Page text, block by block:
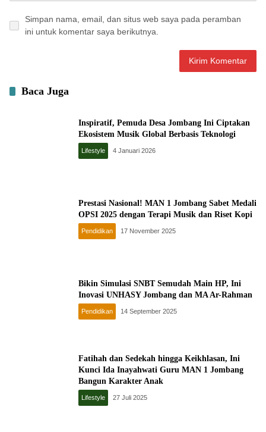
Simpan nama, email, dan situs web saya pada peramban
ini untuk komentar saya berikutnya.
Baca Juga
Inspiratif, Pemuda Desa Jombang Ini Ciptakan
Ekosistem Musik Global Berbasis Teknologi
Lifestyle 4 Januari 2026
Prestasi Nasional! MAN 1 Jombang Sabet Medali
OPSI 2025 dengan Terapi Musik dan Riset Kopi
Pendidikan 17 November 2025
Bikin Simulasi SNBT Semudah Main HP, Ini
Inovasi UNHASY Jombang dan MA Ar-Rahman
Pendidikan 14 September 2025
Fatihah dan Sedekah hingga Keikhlasan, Ini
Kunci Ida Inayahwati Guru MAN 1 Jombang
Bangun Karakter Anak
Lifestyle 27 Juli 2025